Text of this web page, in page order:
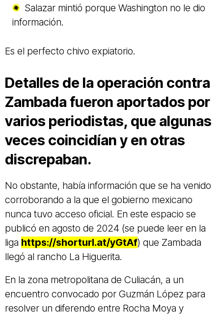
Salazar mintió porque Washington no le dio
información.
Es el perfecto chivo expiatorio.
Detalles de la operación contra
Zambada fueron aportados por
varios periodistas, que algunas
veces coincidían y en otras
discrepaban.
No obstante, había información que se ha venido
corroborando a la que el gobierno mexicano
nunca tuvo acceso oficial. En este espacio se
publicó en agosto de 2024 (se puede leer en la
liga https://shorturl.at/yGtAf) que Zambada
llegó al rancho La Higuerita.
En la zona metropolitana de Culiacán, a un
encuentro convocado por Guzmán López para
resolver un diferendo entre Rocha Moya y